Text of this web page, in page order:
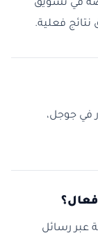
في تسويق
فعلية.
جوجل،
رسائل